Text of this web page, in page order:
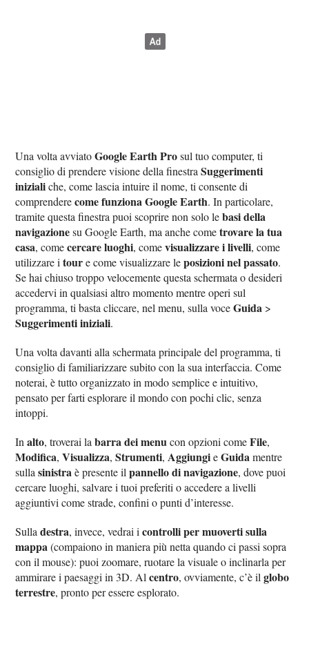
Una volta avviatoGoogle Earth Prosul tuo computer, ti
consiglio di prendere visione della finestraSuggerimenti
inizialiche, come lascia intuire il nome, ti consente di
comprenderecome funziona Google Earth. In particolare,
tramite questa finestra puoi scoprire non solo lebasi della
navigazionesu Google Earth, ma anche cometrovare la tua
casa, comecercare luoghi, comevisualizzare i livelli, come
utilizzare itoure come visualizzare leposizioni nel passato.
Se hai chiuso troppo velocemente questa schermata o desideri
accedervi in qualsiasi altro momento mentre operi sul
programma, ti basta cliccare, nel menu, sulla voceGuida >
Suggerimenti iniziali.
Una volta davanti alla schermata principale del programma, ti
consiglio di familiarizzare subito con la sua interfaccia. Come
noterai, è tutto organizzato in modo semplice e intuitivo,
pensato per farti esplorare il mondo con pochi clic, senza
intoppi.
Inalto, troverai labarra dei menucon opzioni comeFile,
Modifica,Visualizza,Strumenti,AggiungieGuidamentre
sullasinistraè presente ilpannello di navigazione, dove puoi
cercare luoghi, salvare i tuoi preferiti o accedere a livelli
aggiuntivi come strade, confini o punti d’interesse.
Sulladestra, invece, vedrai icontrolli per muoverti sulla
mappa(compaiono in maniera più netta quando ci passi sopra
con il mouse): puoi zoomare, ruotare la visuale o inclinarla per
ammirare i paesaggi in 3D. Alcentro, ovviamente, c’è ilglobo
terrestre, pronto per essere esplorato.